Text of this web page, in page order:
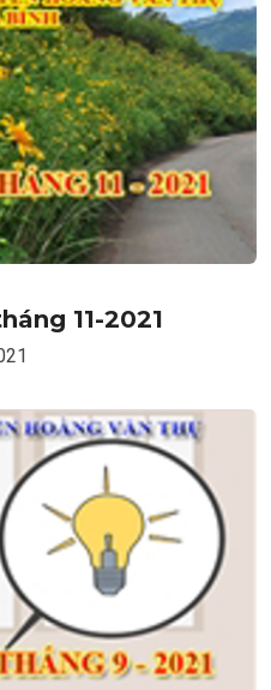
11-2021